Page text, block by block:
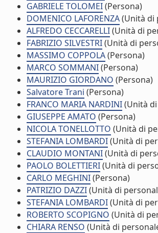
GABRIELE TOLOMEI(Persona)
DOMENICO LAFORENZA(Unità di
ALFREDO CECCARELLI(Unità di
FABRIZIO SILVESTRI(Unità di
MASSIMO COPPOLA(Persona)
MARCO SOMMANI(Persona)
MAURIZIO GIORDANO (Persona)
Salvatore Trani (Persona)
FRANCO MARIA NARDINI(Unità
GIUSEPPE AMATO (Persona)
NICOLA TONELLOTTO (Unità di
STEFANIA LOMBARDI(Unità di
CLAUDIO MONTANI(Unità di
PAOLO BOLETTIERI(Unità di
CARLO MEGHINI(Persona)
PATRIZIO DAZZI(Unità di
STEFANIA LOMBARDI(Unità di
ROBERTO SCOPIGNO (Unità di
CHIARA RENSO (Unità di